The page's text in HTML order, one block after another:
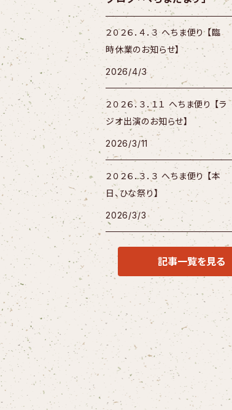
２０２６．４．３ へちま便り 【臨
時休業のお知らせ】
2026/4/3
２０２６．３．１１ へちま便り 【ラ
ジオ出演のお知らせ】
2026/3/11
２０２６．３．３ へちま便り 【本
日、ひな祭り】
2026/3/3
記事一覧を見る